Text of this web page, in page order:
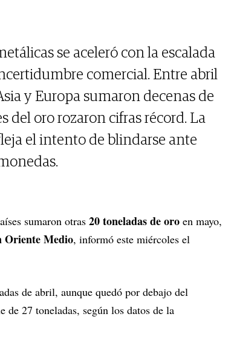
se aceleró con la escalada
comercial. Entre abril
y Europa sumaron decenas de
del oro rozaron cifras récord. La
el intento de blindarse ante
sumaron otras 20 toneladas de oro en mayo,
Oriente Medio, informó este miércoles el
de abril, aunque quedó por debajo del
27 toneladas, según los datos de la